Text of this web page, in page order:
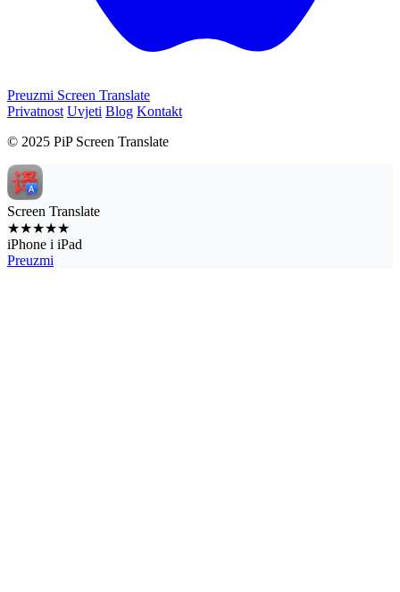
Preuzmi Screen Translate
Privatnost Uvjeti Blog Kontakt
© 2025 PiP Screen Translate
Screen Translate
★★★★★
iPhone i iPad
Preuzmi